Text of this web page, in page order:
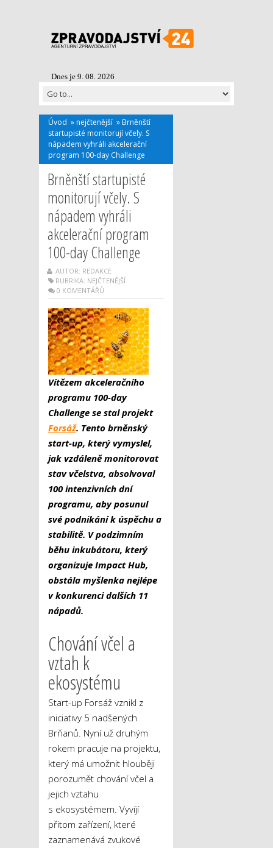
Dnes je 9. 08. 2026
Úvod » nejčtenější » Brněnští
startupisté monitorují včely. S
nápadem vyhráli akcelerační
program 100-day Challenge
Brněnští startupisté
monitorují včely. S
nápadem vyhráli
akcelerační program
100-day Challenge
AUTOR: REDAKCE
RUBRIKA: NEJČTENĚJŠÍ
0 KOMENTÁŘŮ
Vítězem akceleračního
programu 100-day
Challenge se stal projekt
Forsáž. Tento brněnský
start-up, který vymyslel,
jak vzdáleně monitorovat
stav včelstva, absolvoval
100 intenzivních dní
programu, aby posunul
své podnikání k úspěchu a
stabilitě. V podzimním
běhu inkubátoru, který
organizuje Impact Hub,
obstála myšlenka nejlépe
v konkurenci dalších 11
nápadů.
Chování včel a
vztah k
ekosystému
Start-up Forsáž vznikl z
iniciativy 5 nadšených
Brňanů. Nyní už druhým
rokem pracuje na projektu,
který má umožnit hlouběji
porozumět chování včel a
jejich vztahu
s ekosystémem. Vyvíjí
přitom zařízení, které
zaznamenává zvukové